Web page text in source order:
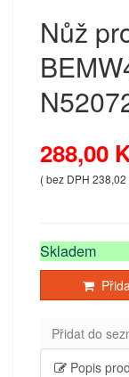
Nůž
288,00
( bez DPH 238,02
Skladem
Přidat do
Popis